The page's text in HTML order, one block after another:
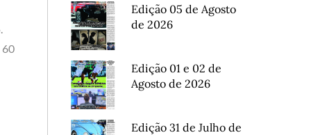
60
Edição 05 de Agosto
de 2026
Edição 01 e 02 de
Agosto de 2026
Edição 31 de Julho de